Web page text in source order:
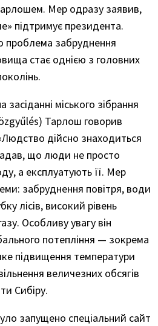
Мер одразу заявив,
підтримує президента.
проблема забруднення
стає однією з головних
засіданні міського зібрання
Тарлош говорив
дійсно знаходиться
що люди не просто
а експлуатують її. Мер
забруднення повітря, води
лісів, високий рівень
Особливу увагу він
потепління — зокрема
підвищення температури
величезних обсягів
Сибіру.
запущено спеціальний сайт